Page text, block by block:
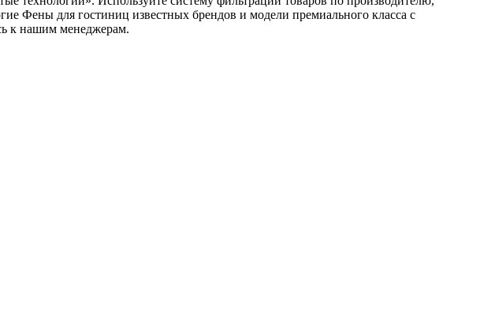
Фены для гостиниц известных брендов и модели премиального класса с
к нашим менеджерам.